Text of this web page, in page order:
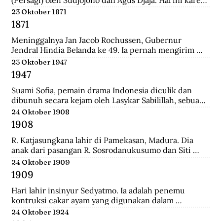
persatuan seniman Belanda mengadakan pameran
lukisan untuk seniman Indonesia, sehingga seniman
Indonesia juga mau memamerkan karyanya.
23 Oktober 1871
1871
Meninggalnya Jan Jacob Rochussen, Gubernur
Jendral Hindia Belanda ke 49. Ia pernah mengirim
ekspedisi ke Bali, Palembang, Bangka, Sulawesi
Selatan, dan lainnya. Ia juga yang meresmikan
pembukaan tambang batu bara di wilayah Kesultanan
Banjar yang dinamakan Tambang Batu Bara Oranje
Nassau.
23 Oktober 1947
1947
Suami Sofia, pemain drama Indonesia diculik dan
dibunuh secara kejam oleh Lasykar Sabilillah, sebuah
unit bagian dari kelompok DI/TII. Sejak itulah ia
harus berjuang untuk mneghidupi anak-anaknya dan
keluar dari dunia ketenarannya.
24 Oktober 1908
1908
R. Katjasungkana lahir di Pamekasan, Madura. Dia
anak dari pasangan R. Sosrodanukusumo dan Siti
Rusuli. Sosrodanukusumo, wedana di Sampang dan
Bangkalan, merupakan lulusan terbaik Sekolah
Pegawai Pangreh Praja (Mosvia) di Probolinggo,
pendiri Sarikat Islam di Sampang, serta aktivis
koperasi garam rakyat yang berjuang agar harga
garam tak ditentukan sewenang-wenang oleh
24 Oktober 1909
1909
Hari lahir insinyur Sedyatmo. Ia adalah penemu
kontruksi cakar ayam yang digunakan dalam
bangunan-bangunan tinggi. Sedyatmo menyelesaikan
24 Oktober 1924